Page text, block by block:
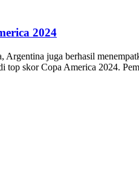
2024
juga berhasil
top skor Copa America 2024.